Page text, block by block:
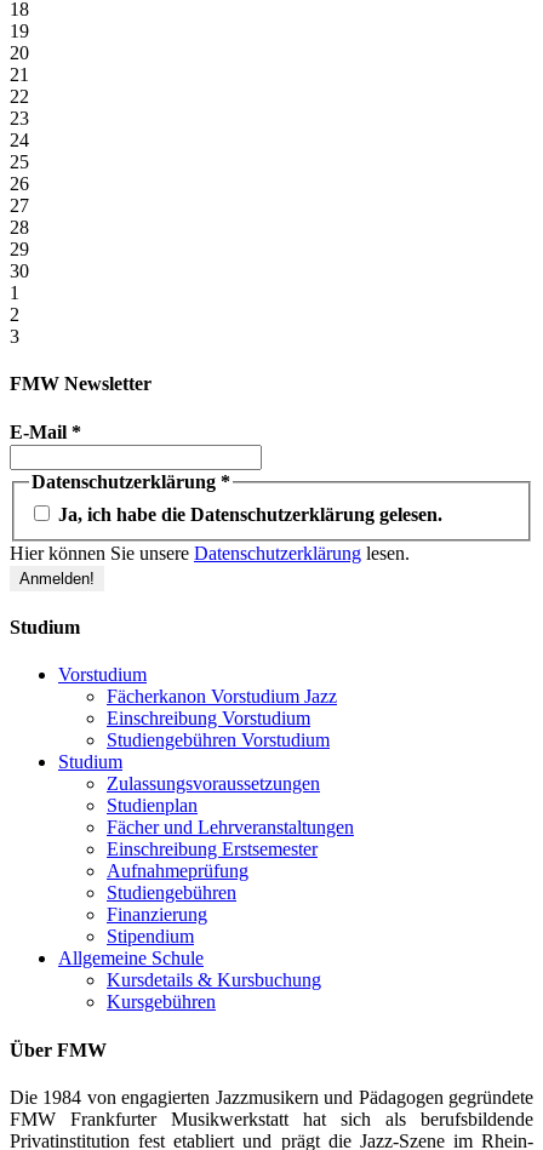
18
19
20
21
22
23
24
25
26
27
28
29
30
1
2
3
FMW Newsletter
E-Mail *
Datenschutzerklärung *
Ja, ich habe die Datenschutzerklärung gelesen.
Hier können Sie unsere Datenschutzerklärung lesen.
Studium
Vorstudium
Fächerkanon Vorstudium Jazz
Einschreibung Vorstudium
Studiengebühren Vorstudium
Studium
Zulassungsvoraussetzungen
Studienplan
Fächer und Lehrveranstaltungen
Einschreibung Erstsemester
Aufnahmeprüfung
Studiengebühren
Finanzierung
Stipendium
Allgemeine Schule
Kursdetails & Kursbuchung
Kursgebühren
Über FMW
Die 1984 von engagierten Jazzmusikern und Pädagogen gegründete
FMW Frankfurter Musikwerkstatt hat sich als berufsbildende
Privatinstitution fest etabliert und prägt die Jazz-Szene im Rhein-